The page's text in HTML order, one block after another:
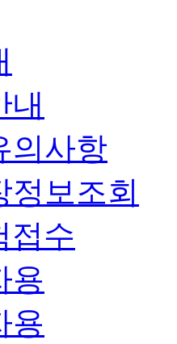
내
의사항
정보조회
접수
용
용